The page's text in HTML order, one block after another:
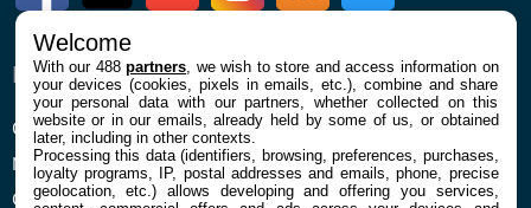
ENTREPRISE
Qui sommes nous
Mentions légales et CGU
Confidentialité et Cookies
À PROPOS
La rédaction
Contact
Welcome
With our 488partners , we wish to store and access information on
your devices (cookies, pixels in emails, etc.), combine and share
your personal data with our partners, whether collected on this
website or in our emails, already held by some of us, or obtained
later, including in other contexts.
Processing this data (identifiers, browsing, preferences, purchases,
loyalty programs, IP, postal addresses and emails, phone, precise
geolocation, etc.) allows developing and offering you services,